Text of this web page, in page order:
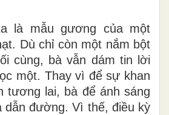
là mẫu gương của một
Dù chỉ còn một nắm bột
cùng, bà vẫn dám tin lời
một. Thay vì để sự khan
tương lai, bà để ánh sáng
dẫn đường. Vì thế, điều kỳ